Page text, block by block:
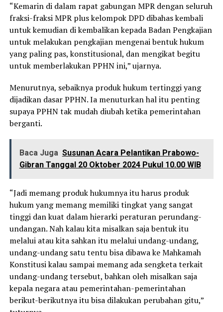
“Kemarin di dalam rapat gabungan MPR dengan seluruh
fraksi-fraksi MPR plus kelompok DPD dibahas kembali
untuk kemudian di kembalikan kepada Badan Pengkajian
untuk melakukan pengkajian mengenai bentuk hukum
yang paling pas, konstitusional, dan mengikat begitu
untuk memberlakukan PPHN ini,” ujarnya.
Menurutnya, sebaiknya produk hukum tertinggi yang
dijadikan dasar PPHN. Ia menuturkan hal itu penting
supaya PPHN tak mudah diubah ketika pemerintahan
berganti.
Baca Juga Susunan Acara Pelantikan Prabowo-
Gibran Tanggal 20 Oktober 2024 Pukul 10.00 WIB
“Jadi memang produk hukumnya itu harus produk
hukum yang memang memiliki tingkat yang sangat
tinggi dan kuat dalam hierarki peraturan perundang-
undangan. Nah kalau kita misalkan saja bentuk itu
melalui atau kita sahkan itu melalui undang-undang,
undang-undang satu tentu bisa dibawa ke Mahkamah
Konstitusi kalau sampai memang ada sengketa terkait
undang-undang tersebut, bahkan oleh misalkan saja
kepala negara atau pemerintahan-pemerintahan
berikut-berikutnya itu bisa dilakukan perubahan gitu,”